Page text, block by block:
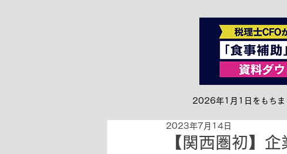
お知らせ&リリース 社食
【関西圏初】
2023年7月14日
2026年1月1日をもちま